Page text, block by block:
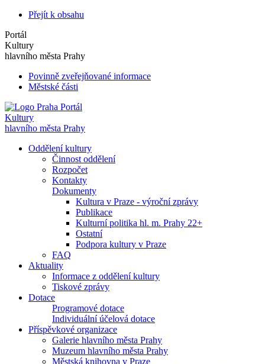
Přejít k obsahu
Portál
Kultury
hlavního města Prahy
Povinně zveřejňované informace
Městské části
Portál
Kultury
hlavního města Prahy
Oddělení kultury
Činnost oddělení
Rozpočet
Kontakty
Dokumenty
Kultura v Praze - výroční zprávy
Publikace
Kulturní politika hl. m. Prahy 22+
Ostatní
Podpora kultury v Praze
FAQ
Aktuality
Informace z oddělení kultury
Tiskové zprávy
Dotace
Programové dotace
Individuální účelová dotace
Příspěvkové organizace
Galerie hlavního města Prahy
Muzeum hlavního města Prahy
Městská knihovna v Praze